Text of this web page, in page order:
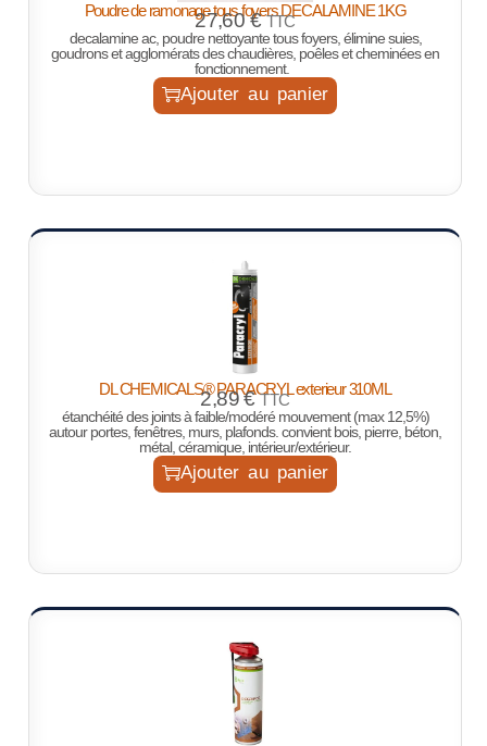
Poudre de ramonage tous foyers DECALAMINE 1KG
27,60€ TTC
decalamine ac, poudre nettoyante tous foyers, élimine suies,
goudrons et agglomérats des chaudières, poêles et cheminées en
fonctionnement.
Ajouter au panier
DL CHEMICALS® PARACRYL exterieur 310ML
2,89€ TTC
étanchéité des joints à faible/modéré mouvement (max 12,5%)
autour portes, fenêtres, murs, plafonds. convient bois, pierre, béton,
métal, céramique, intérieur/extérieur.
Ajouter au panier